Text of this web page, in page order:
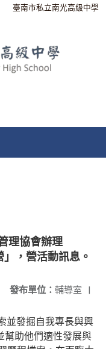
臺南市私立南光高級中學
理協會辦理
」，營活動訊息。
發布單位： 輔導室 |
並發掘自我專長與興
幫助他們適性發展與